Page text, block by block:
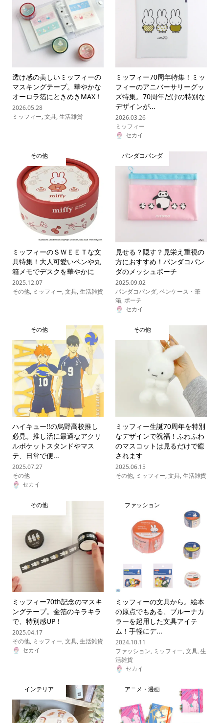
透け感の美しいミッフィーの
マスキングテープ。華やかな
オーロラ箔にときめきMAX！
2026.05.28
ミッフィー,文具,生活雑貨
ミッフィー70周年特集！ミッ
フィーのアニバーサリーグッ
ズ特集。70周年だけの特別な
デザインが...
2026.03.26
ミッフィー
セカイ
その他
ミッフィーのＳＷＥＥＴな文
具特集！大人可愛いペンや丸
箱メモでデスクを華やかに
2025.12.07
その他, ミッフィー,文具,生活雑貨
パンダコパンダ
見せる？隠す？見栄え重視の
方におすすめ！パンダコパン
ダのメッシュポーチ
2025.09.02
パンダコパンダ,ペンケース・筆
箱,ポーチ
セカイ
その他
ハイキュー!!の烏野高校推し
必見。推し活に最適なアクリ
ルポケットスタンドやマス
テ、日常で便...
2025.07.27
その他
セカイ
その他
ミッフィー生誕70周年を特別
なデザインで祝福！ふわふわ
のマスコットは見るだけで癒
されます
2025.06.15
その他, ミッフィー,文具,生活雑貨
その他
ミッフィー70th記念のマスキ
ングテープ。金箔のキラキラ
で、特別感UP！
2025.04.17
その他, ミッフィー,文具,生活雑貨
セカイ
ファッション
ミッフィーの文具から。絵本
の原点でもある、ブルーナカ
ラーを起用した文具アイテ
ム！手軽にデ...
2024.10.11
ファッション, ミッフィー,文具,生
活雑貨
セカイ
インテリア アニメ・漫画